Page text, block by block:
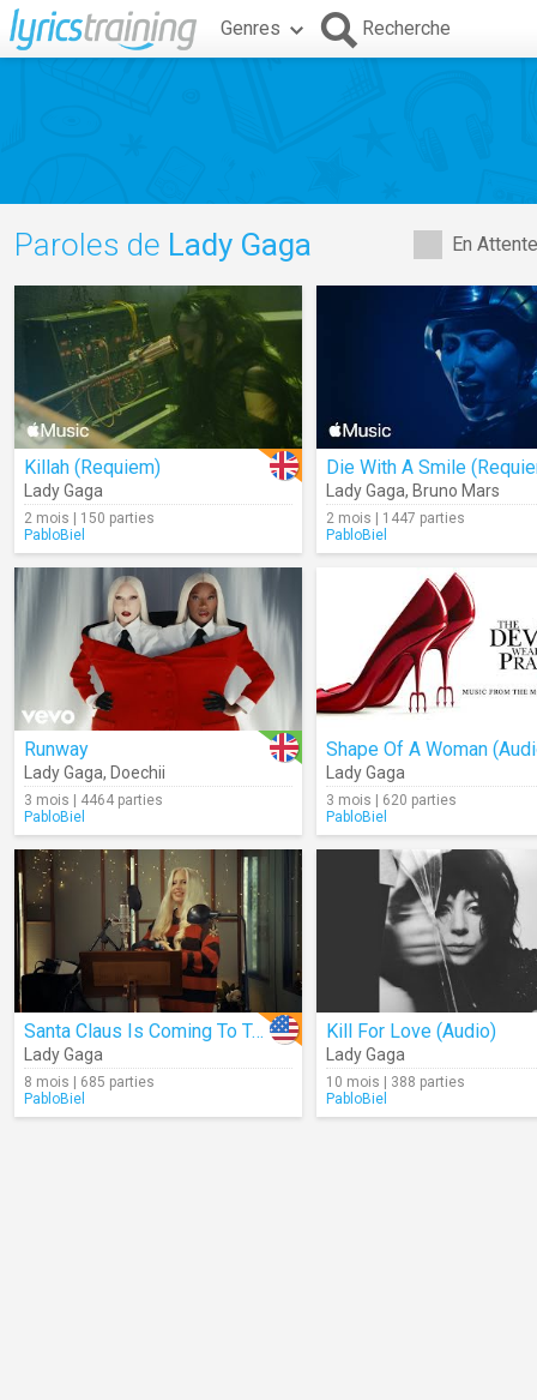
Genres Recherche
En
Paroles de Lady Gaga
Killah (Requiem)
Lady Gaga
2 mois | 150 parties
PabloBiel
Die With A Smile
Lady Gaga, Bruno Mars
2 mois | 1447 parties
PabloBiel
Runway
Lady Gaga, Doechii
3 mois | 4464 parties
PabloBiel
Shape Of A Woman
Lady Gaga
3 mois | 620 parties
PabloBiel
Santa Claus Is Coming To Town
Lady Gaga
8 mois | 685 parties
PabloBiel
Kill For Love (Audio)
Lady Gaga
10 mois | 388 parties
PabloBiel